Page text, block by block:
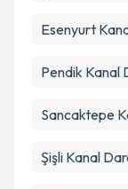
Esenyurt
Pendik Kanal
Sancaktepe
Şişli Kanal